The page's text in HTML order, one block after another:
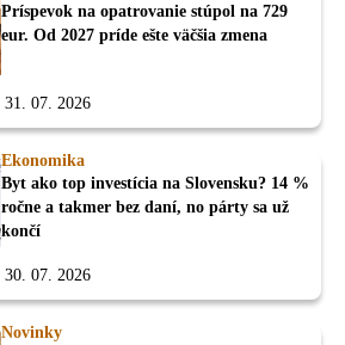
Príspevok na opatrovanie stúpol na 729
eur. Od 2027 príde ešte väčšia zmena
31. 07. 2026
Ekonomika
Byt ako top investícia na Slovensku? 14 %
ročne a takmer bez daní, no párty sa už
končí
30. 07. 2026
Novinky